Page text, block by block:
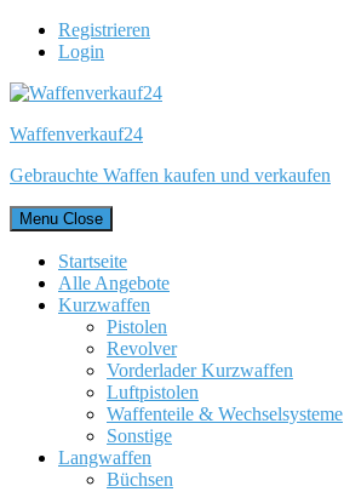
Registrieren
Login
Waffenverkauf24
Gebrauchte Waffen kaufen und verkaufen
Menu Close
Startseite
Alle Angebote
Kurzwaffen
Pistolen
Revolver
Vorderlader Kurzwaffen
Luftpistolen
Waffenteile & Wechselsysteme
Sonstige
Langwaffen
Büchsen